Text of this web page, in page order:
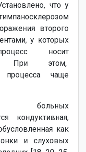
что у
второго
у которых
носит
При этом,
процесса чаще
больных
кондуктивная,
как
и слуховых